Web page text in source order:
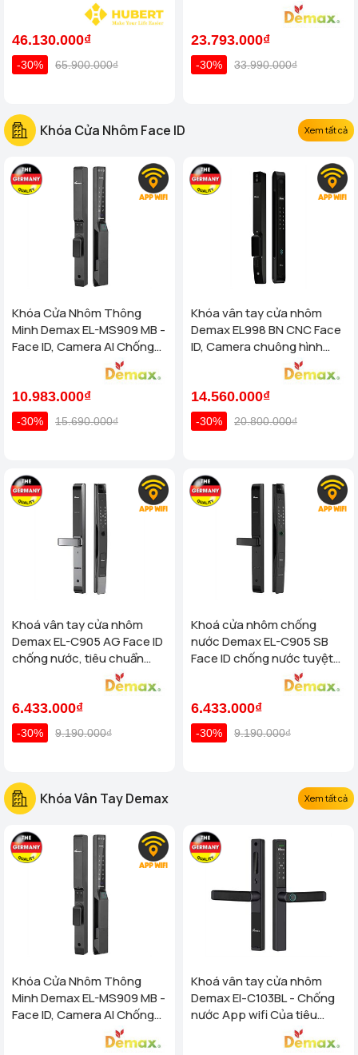
46.130.000₫
-30% 65.900.000₫
23.793.000₫
-30% 33.990.000₫
Khóa Cửa Nhôm Face ID Xem tất cả
Khóa Cửa Nhôm Thông
Minh Demax EL-MS909 MB -
Face ID, Camera AI Chống
Nước IP66 Cho Cửa Nhôm
10.983.000₫
-30% 15.690.000₫
Khóa vân tay cửa nhôm
Demax EL998 BN CNC Face
ID, Camera chuông hình
chống nước của tiêu chuẩn
14.560.000₫
-30% 20.800.000₫
Khoá vân tay cửa nhôm
Demax EL-C905 AG Face ID
chống nước, tiêu chuẩn
6.433.000₫
-30% 9.190.000₫
Khoá cửa nhôm chống
nước Demax EL-C905 SB
Face ID chống nước tuyệt
đối - tiêu chuẩn Của Đức
6.433.000₫
-30% 9.190.000₫
Khóa Vân Tay Demax Xem tất cả
Khóa Cửa Nhôm Thông
Minh Demax EL-MS909 MB -
Face ID, Camera AI Chống
Nước IP66 Cho Cửa Nhôm
Khoá vân tay cửa nhôm
Demax El-C103BL - Chống
nước App wifi Của tiêu